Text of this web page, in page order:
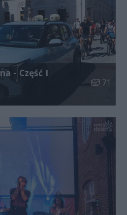
- Część I
Liczba
71